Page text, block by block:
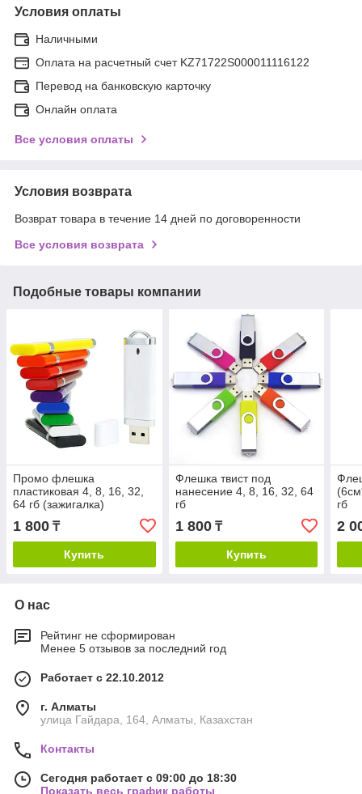
Условия оплаты
Наличными
Оплата на расчетный счет KZ71722S000011116122
Перевод на банковскую карточку
Онлайн оплата
Все условия оплаты
Условия возврата
Возврат товара в течение 14 дней по договоренности
Все условия возврата
Подобные товары компании
Промо флешка
пластиковая 4, 8, 16, 32,
64 гб (зажигалка)
1 800 ₸
Купить
Флешка твист под
нанесение 4, 8, 16, 32, 64
гб
1 800₸
Купить
гб
2
О нас
Рейтинг не сформирован
Менее 5 отзывов за последний год
Работает с 22.10.2012
г. Алматы
улица Гайдара, 164, Алматы, Казахстан
Контакты
Сегодня работает с 09:00 до 18:30
Показать весь график работы